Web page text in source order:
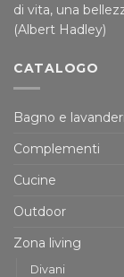
di vita, una
(Albert Hadley)
CATALOGO
Bagno e
Complementi
Cucine
Outdoor
Zona living
Divani